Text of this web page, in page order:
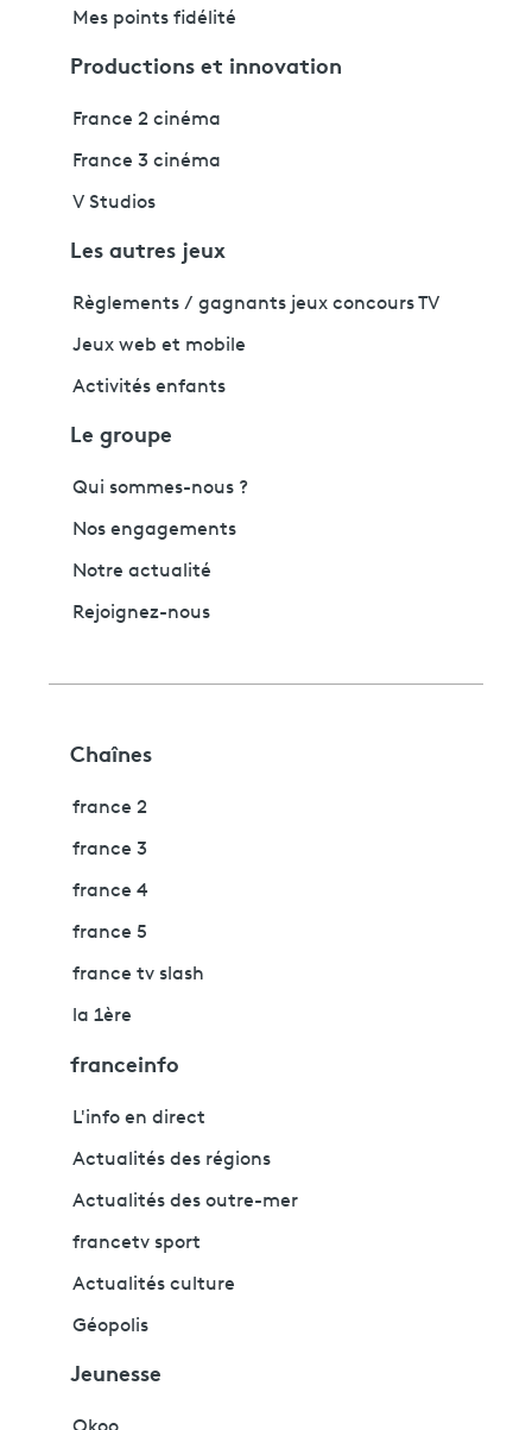
Mes points fidélité
Productions et innovation
France 2 cinéma
France 3 cinéma
V Studios
Les autres jeux
Règlements / gagnants jeux concours TV
Jeux web et mobile
Activités enfants
Le groupe
Qui sommes-nous ?
Nos engagements
Notre actualité
Rejoignez-nous
Chaînes
france 2
france 3
france 4
france 5
france tv slash
la 1ère
franceinfo
L'info en direct
Actualités des régions
Actualités des outre-mer
francetv sport
Actualités culture
Géopolis
Jeunesse